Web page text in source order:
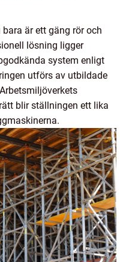
är ett gäng rör och
lösning ligger
system enligt
utförs av utbildade
blir ställningen ett lika